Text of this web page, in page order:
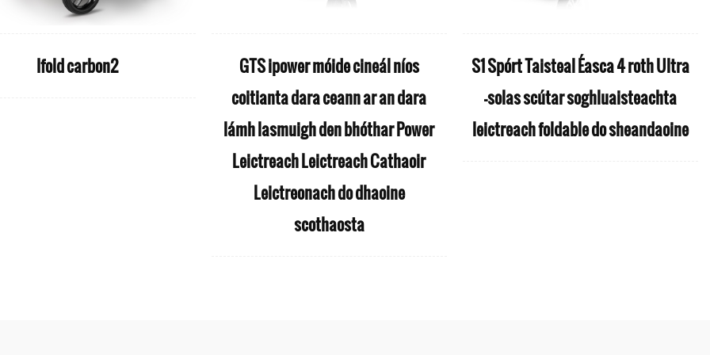
Ifold carbon2
GTS ipower móide cineál níos
coitianta dara ceann ar an dara
lámh lasmuigh den bhóthar Power
Leictreach Leictreach Cathaoir
Leictreonach do dhaoine
scothaosta
S1 Spórt Taisteal Éasca 4 roth Ultra
-solas scútar soghluaisteachta
leictreach foldable do sheandaoine